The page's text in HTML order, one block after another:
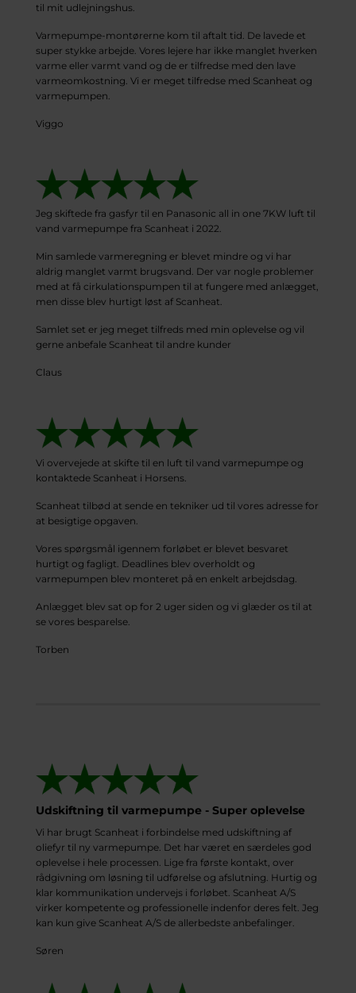
til mit udlejningshus.
Varmepumpe-montørerne kom til aftalt tid. De lavede et
super stykke arbejde. Vores lejere har ikke manglet hverken
varme eller varmt vand og de er tilfredse med den lave
varmeomkostning. Vi er meget tilfredse med Scanheat og
varmepumpen.
Viggo
Jeg skiftede fra gasfyr til en Panasonic all in one 7KW luft til
vand varmepumpe fra Scanheat i 2022.
Min samlede varmeregning er blevet mindre og vi har
aldrig manglet varmt brugsvand. Der var nogle problemer
med at få cirkulationspumpen til at fungere med anlægget,
men disse blev hurtigt løst af Scanheat.
Samlet set er jeg meget tilfreds med min oplevelse og vil
gerne anbefale Scanheat til andre kunder
Claus
Vi overvejede at skifte til en luft til vand varmepumpe og
kontaktede Scanheat i Horsens.
Scanheat tilbød at sende en tekniker ud til vores adresse for
at besigtige opgaven.
Vores spørgsmål igennem forløbet er blevet besvaret
hurtigt og fagligt. Deadlines blev overholdt og
varmepumpen blev monteret på en enkelt arbejdsdag.
Anlægget blev sat op for 2 uger siden og vi glæder os til at
se vores besparelse.
Torben
Udskiftning til varmepumpe - Super oplevelse
Vi har brugt Scanheat i forbindelse med udskiftning af
oliefyr til ny varmepumpe. Det har været en særdeles god
oplevelse i hele processen. Lige fra første kontakt, over
rådgivning om løsning til udførelse og afslutning. Hurtig og
klar kommunikation undervejs i forløbet. Scanheat A/S
virker kompetente og professionelle indenfor deres felt. Jeg
kan kun give Scanheat A/S de allerbedste anbefalinger.
Søren